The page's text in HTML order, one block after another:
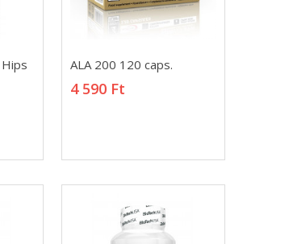
ALA 200 120 caps.
4 590 Ft
ALA 200 120 caps.
4 590 Ft